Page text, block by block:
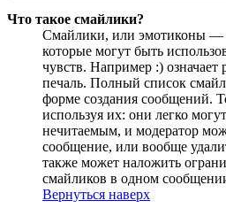
Что такое смайлики?
Смайлики, или эмотиконы —
которые могут быть
чувств. Например :) означает
печаль. Полный список
форме создания сообщений.
используя их: они легко
нечитаемым, и модератор
сообщение, или вообще
также может наложить
смайликов в одном
Вернуться наверх